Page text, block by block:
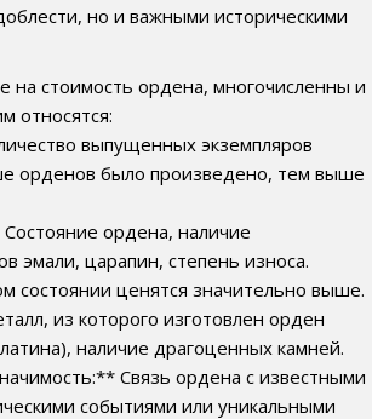
но и важными историческими
стоимость ордена, многочисленны и
относятся:
выпущенных экземпляров
орденов было произведено, тем выше
ордена, наличие
эмали, царапин, степень износа.
состоянии ценятся значительно выше.
из которого изготовлен орден
наличие драгоценных камней.
Связь ордена с известными
событиями или уникальными